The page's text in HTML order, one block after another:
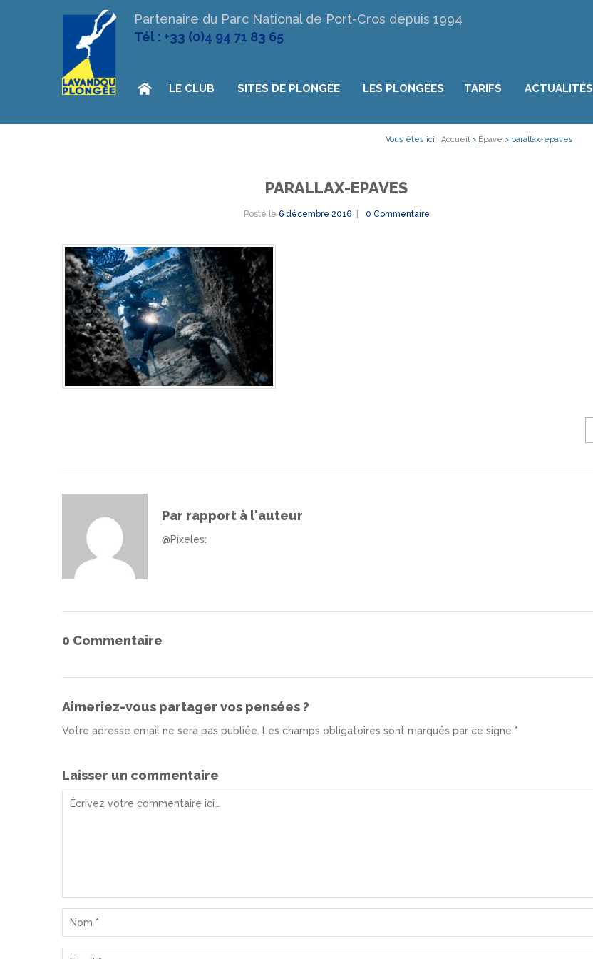
Partenaire du Parc National de Port-Cros depuis 1994
Tél : +33 (0)4 94 71 83 65
LE CLUB SITES DE PLONGÉE LES PLONGÉES TARIFS ACTUALITÉS
Vous êtes ici : Accueil> Épave > parallax-epaves
PARALLAX-EPAVES
Posté le 6 décembre 2016 0 Commentaire
Par rapport à l'auteur
@Pixeles:
0 Commentaire
Aimeriez-vous partager vos pensées ?
Votre adresse email ne sera pas publiée. Les champs obligatoires sont marqués par ce signe *
Laisser un commentaire